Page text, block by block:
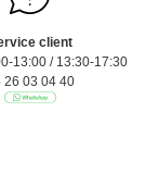
client
13:00 / 13:30-17:30
26 03 04 40